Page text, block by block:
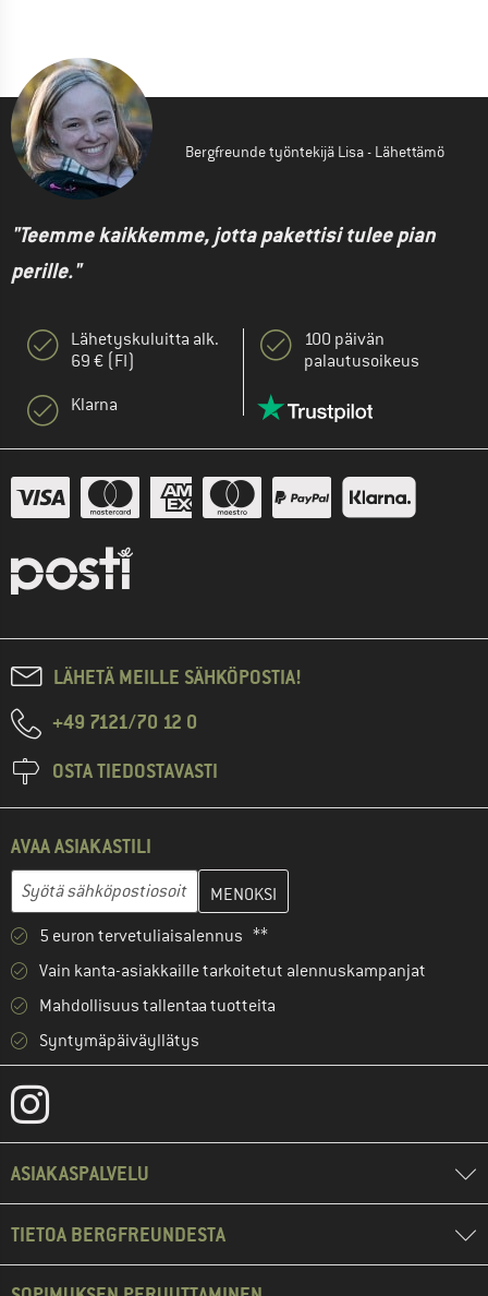
Bergfreunde työntekijä Lisa - Lähettämö
"Teemme kaikkemme, jotta pakettisi tulee pian
perille."
Lähetyskuluitta alk.
69 € (FI)
Klarna
100 päivän
palautusoikeus
LÄHETÄ MEILLE SÄHKÖPOSTIA!
+49 7121/70 12 0
OSTA TIEDOSTAVASTI
AVAA ASIAKASTILI
Sähköpostiosoite
Anna sähköpostiosoitteesi ja luo seuraavassa vaiheessa
5 euron tervetuliaisalennus **
Vain kanta-asiakkaille tarkoitetut alennuskampanjat
Mahdollisuus tallentaa tuotteita
Syntymäpäiväyllätys
ASIAKASPALVELU
TIETOA BERGFREUNDESTA